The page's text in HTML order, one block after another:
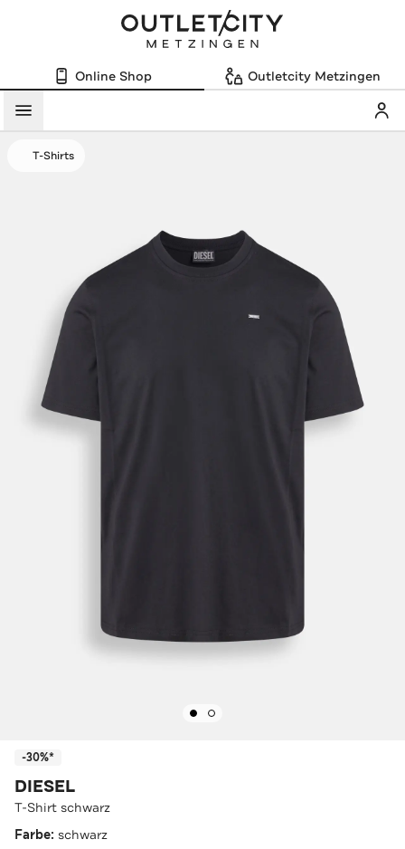
Online Shop Outletcity Metzingen
Menü
T-Shirts
-30%*
DIESEL
T-Shirt schwarz
Farbe: schwarz